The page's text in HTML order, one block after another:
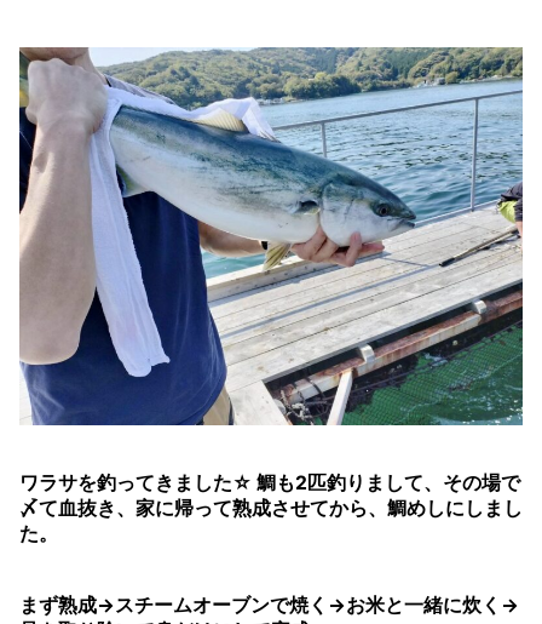
ワラサを釣ってきました☆ 鯛も2匹釣りまして、その場で
〆て血抜き、家に帰って熟成させてから、鯛めしにしまし
た。
まず熟成→スチームオーブンで焼く→お米と一緒に炊く→